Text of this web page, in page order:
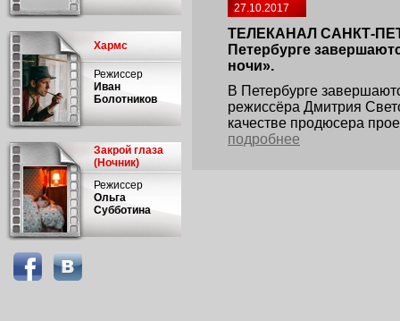
Хармс
Режиссер
Иван
Болотников
Закрой глаза
(Ночник)
Режиссер
Ольга
Субботина
27.10.2017
ТЕЛЕКАНАЛ САНКТ-
Петербурге
ночи».
В Петербурге
режиссёра Дмитрия
качестве продюсера
подробнее